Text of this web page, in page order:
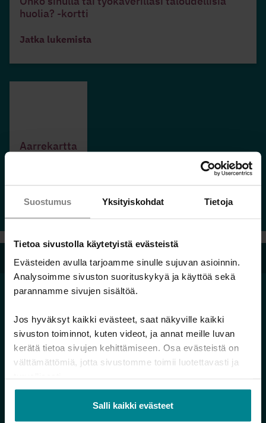
Suostumus Yksityiskohdat Tietoja
Tietoa sivustolla käytetyistä evästeistä
Evästeiden avulla tarjoamme sinulle sujuvan asioinnin.
Analysoimme sivuston suorituskykyä ja käyttöä sekä
parannamme sivujen sisältöä.
Jos hyväksyt kaikki evästeet, saat näkyville kaikki
sivuston toiminnot, kuten videot, ja annat meille luvan
kerätä tietoa sivujen kehittämiseen. Osa evästeistä on
välttämättömiä, jotta sivustomme toimii luotettavasti ja
Salli kaikki evästeet
huolia? -kortti
Jatka lukemista
Aarrekartta
Velkalinja 0800 9 8009
Hallitse rahojasi
Minä ja raha
Raha eri elämäntilanteissa
Omien tulojen ja menojen seuranta